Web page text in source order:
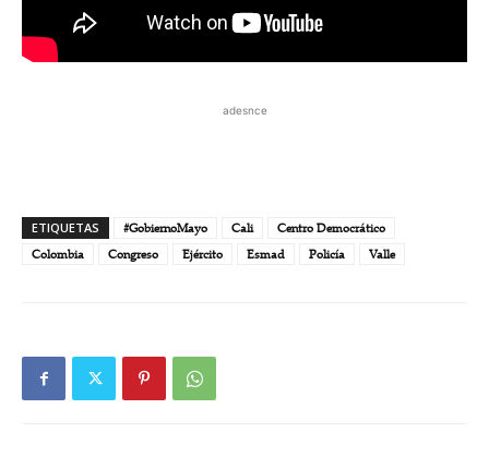
adesnce
ETIQUETAS #GobiernoMayo Cali
Centro Democrático
Colombia
Congreso Ejército Esmad Policía Valle